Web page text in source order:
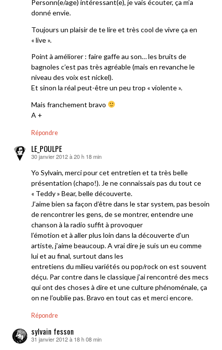
Personn(e/age) intéressant(e), je vais écouter, ça m’a
donné envie.
Toujours un plaisir de te lire et très cool de vivre ça en
« live ».
Point à améliorer : faire gaffe au son… les bruits de
bagnoles c’est pas très agréable (mais en revanche le
niveau des voix est nickel).
Et sinon la réal peut-être un peu trop « violente ».
Mais franchement bravo
A +
Répondre
LE_POULPE
dit :
30 janvier 2012 à 20 h 18 min
Yo Sylvain, merci pour cet entretien et ta très belle
présentation (chapo!). Je ne connaissais pas du tout ce
« Teddy » Bear, belle découverte.
J’aime bien sa façon d’être dans le star system, pas besoin
de rencontrer les gens, de se montrer, entendre une
chanson à la radio suffit à provoquer
l’émotion et à aller plus loin dans la découverte d’un
artiste, j’aime beaucoup. A vrai dire je suis un eu comme
lui et au final, surtout dans les
entretiens du milieu variétés ou pop/rock on est souvent
déçu. Par contre dans le classique j’ai rencontré des mecs
qui ont des choses à dire et une culture phénoménale, ça
on ne l’oublie pas. Bravo en tout cas et merci encore.
Répondre
sylvain fesson
dit :
31 janvier 2012 à 18 h 08 min